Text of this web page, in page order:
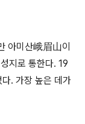
아미산峨眉山이
지로 통한다. 19
. 가장 높은 데가